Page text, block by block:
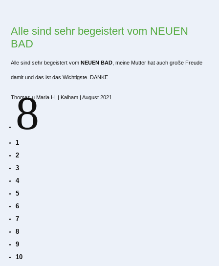
Alle sind sehr begeistert vom NEUEN
BAD
Alle sind sehr begeistert vomNEUEN BAD , meine Mutter hat auch große Freude
damit und das ist das Wichtigste. DANKE
Thomas u Maria H. | Kalham | August 2021
8
1
2
3
4
5
6
7
8
9
10